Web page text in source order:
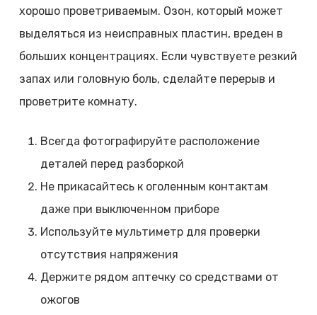
хорошо проветриваемым. Озон, который может
выделяться из неисправных пластин, вреден в
больших концентрациях. Если чувствуете резкий
запах или головную боль, сделайте перерыв и
проветрите комнату.
Всегда фотографируйте расположение
деталей перед разборкой
Не прикасайтесь к оголенным контактам
даже при выключенном приборе
Используйте мультиметр для проверки
отсутствия напряжения
Держите рядом аптечку со средствами от
ожогов